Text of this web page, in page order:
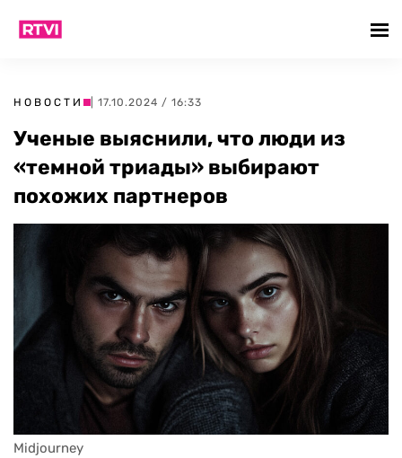
НОВОСТИ | 17.10.2024 / 16:33
Ученые выяснили, что люди из
«темной триады» выбирают
похожих партнеров
Midjourney